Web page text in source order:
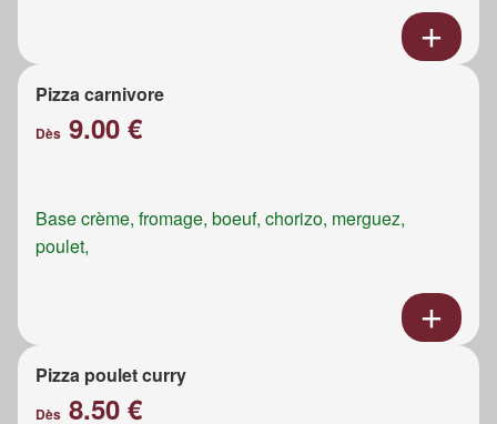
Pizza carnivore
Dès 9.00 €
Base crème, fromage, boeuf, chorizo, merguez,
poulet,
Pizza poulet curry
Dès 8.50 €